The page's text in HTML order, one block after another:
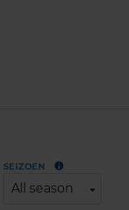
SEIZOEN
All season